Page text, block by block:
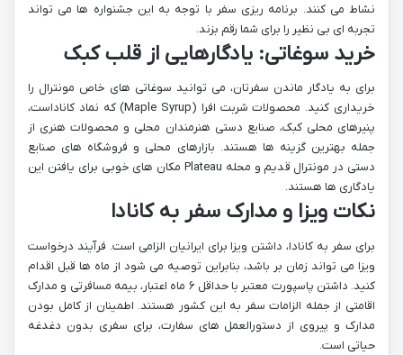
نشاط می کنند. برنامه ریزی سفر با توجه به این جشنواره ها می تواند
تجربه ای بی نظیر را برای شما رقم بزند.
خرید سوغاتی: یادگارهایی از قلب کبک
برای به یادگار ماندن سفرتان، می توانید سوغاتی های خاص مونترال را
خریداری کنید. محصولات شربت افرا (Maple Syrup) که نماد کاناداست،
پنیرهای محلی کبک، صنایع دستی هنرمندان محلی و محصولات هنری از
جمله بهترین گزینه ها هستند. بازارهای محلی و فروشگاه های صنایع
دستی در مونترال قدیم و محله Plateau مکان های خوبی برای یافتن این
یادگاری ها هستند.
نکات ویزا و مدارک سفر به کانادا
برای سفر به کانادا، داشتن ویزا برای ایرانیان الزامی است. فرآیند درخواست
ویزا می تواند زمان بر باشد، بنابراین توصیه می شود از ماه ها قبل اقدام
کنید. داشتن پاسپورت معتبر با حداقل ۶ ماه اعتبار، بیمه مسافرتی و مدارک
اقامتی از جمله الزامات سفر به این کشور هستند. اطمینان از کامل بودن
مدارک و پیروی از دستورالعمل های سفارت، برای سفری بدون دغدغه
حیاتی است.